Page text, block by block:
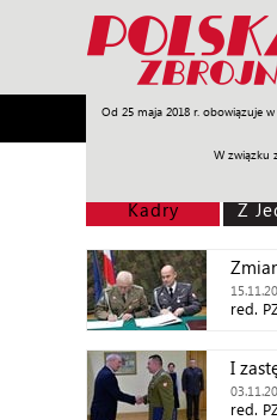
Od 25 maja 2018 r. obowiązuje
W związku
Armia Poligon
Kadry Z
red.
I
red.